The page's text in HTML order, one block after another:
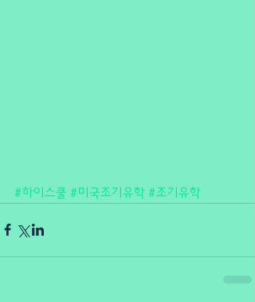
#하이스쿨 #미국조기유학 #조기유학